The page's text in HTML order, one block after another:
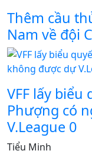
Thêm cầu
Nam về đội
VFF lấy biểu
Phượng có
V.League 0
Tiểu Minh